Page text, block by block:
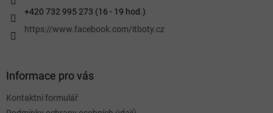
+420 732 995 273 (16 - 19 hod.)
https://www.facebook.com/itboty.cz
Informace pro vás
Kontaktní formulář